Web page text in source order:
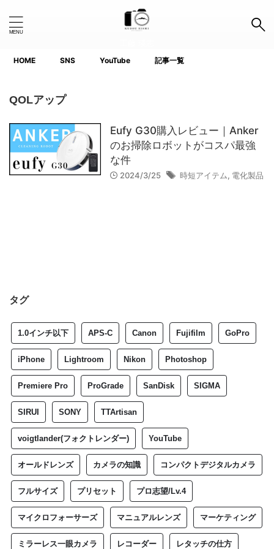
タグ
1.0インチ以下 APS-C Canon Fujifilm GoPro
iPhone Lightroom Nikon Photoshop
コンパクトデジタルカメラ
プロ志望/Lv.4 マイクロフォーサーズ マニュアルレンズ
マーケティング ミラーレス一眼カメラ レコーダー
レタッチの仕方 レンズの知識 一眼レフカメラ
体験談 作例 作例集
基礎/Lv.2 応用/Lv.3 撮影のコツ
機材購入 特集記事 現像ソフトの使い方 考察
【実写レビュー】Sigma fp Lと
APO-LANTHAR 35mm F2の組
み合わせは"最高"だった。｜作
HOME SNS YouTube 記事一覧
QOLアップ
Eufy G30購入レビュー｜Anker
のお掃除ロボットがコスパ最強
な件
2024/3/25 時短アイテム, 電化製品
タグ
1.0インチ以下 APS-C Canon Fujifilm GoPro
iPhone Lightroom Nikon Photoshop
Premiere Pro ProGrade SanDisk SIGMA
SIRUI SONY TTArtisan
voigtlander(フォクトレンダー) YouTube
オールドレンズ カメラの知識 コンパクトデジタルカメラ
フルサイズ プリセット プロ志望/Lv.4
マイクロフォーサーズ マニュアルレンズ マーケティング
ミラーレス一眼カメラ レコーダー レタッチの仕方